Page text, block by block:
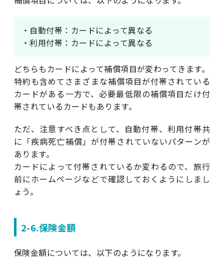
・自動付帯：カードによって異なる
・利用付帯：カードによって異なる
どちらもカードによって補償項目が変わってきます。
特約も含めてさまざまな補償項目が付帯されている
カードがある一方で、必要最低限の補償項目だけ付
帯されているカードもあります。
ただ、注意すべき点として、自動付帯、利用付帯共
に「疾病死亡補償」が付帯されていないパターンが
あります。
カードによって付帯されているか変わるので、旅行
前にホームページなどで確認しておくようにしまし
ょう。
2-6.保険金額
保険金額については、以下のようになります。